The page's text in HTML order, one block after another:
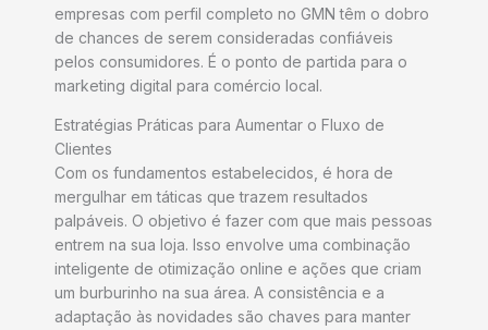
empresas com perfil completo no GMN têm o dobro
de chances de serem consideradas confiáveis
pelos consumidores. É o ponto de partida para o
marketing digital para comércio local.
Estratégias Práticas para Aumentar o Fluxo de
Clientes
Com os fundamentos estabelecidos, é hora de
mergulhar em táticas que trazem resultados
palpáveis. O objetivo é fazer com que mais pessoas
entrem na sua loja. Isso envolve uma combinação
inteligente de otimização online e ações que criam
um burburinho na sua área. A consistência e a
adaptação às novidades são chaves para manter